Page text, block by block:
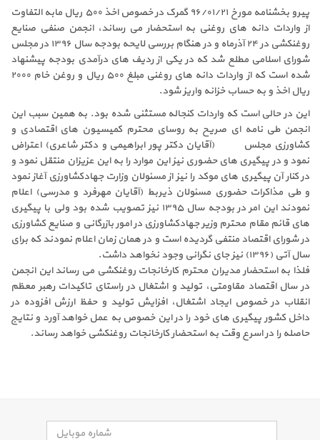
پیرو بخشنامه مورخ ۹۶/۰۱/۲۱ گمرک در خصوص اخذ ۵۰۰ ریال مابه التفاوت
از واردات دانه های روغنی به استحضار می رساند، انجمن صنفی صنایع
روغنکشی در ۲۴ آذرماه و در هنگام بررسی لایحه بودجه سال ۱۳۹۶ در مجلس
شورای اسلامی مطلع شد که در یکی از ردیف های درآمدی بودجه پیشنهاد
شده است که از واردات دانه های روغنی مبلغ ۵۰۰ ریال و روغن خام ۲۰۰۰
ریال اخذ و به حساب خزانه واریز شود.
این در حالی است که واردات کنجاله مستثنی شده بود. به همین سبب این
انجمن طی نامه ای صریح به روسای محترم کمیسیون های اقتصادی و
کشاورزی مجلس (آقایان دکتر پور ابراهیمی و دکتر شاعری) اعتراض
نمود و در پیگیری های حضوری نیز این موارد را به این عزیزان منتقل نمود و
در کنار آن پیگیری های موکد را نیز از مسئولان وزارت جهادکشاورزی آغاز نمود
و طی مذاکرات حضوری مسئولان ذیربط (آقایان مهرفرد و مدرسی) اعلام
نمودند این امر در بودجه سال ۱۳۹۵ نیز تصویب شده بود ولی با پیگیری
های قائم مقام محترم وزیر جهادکشاورزی در امور بازرگانی و صنایع کشاورزی
در شورای اقتصاد منتفی گردیده است و در همان زمان اعلام نمودند که برای
سال آتی (۱۳۹۶) نیز جای نگرانی وجود نخواهد داشت.
فلذا به استحضار مدیران محترم کارخانجات روغنکشی می رساند این انجمن
در سال اقتصاد مقاومتی، تولید و اشتغال در راستای تاکیدات رهبر معظم
انقلاب در خصوص ایجاد اشتغال، افزایش تولید و حفظ ارزش افزوده در
داخل کشور پیگیری های خود را در این خصوص به عمل خواهد آورد و نتایج
حاصله را در اسرع وقت به استحضار کارخانجات روغنکشی خواهد رساند.